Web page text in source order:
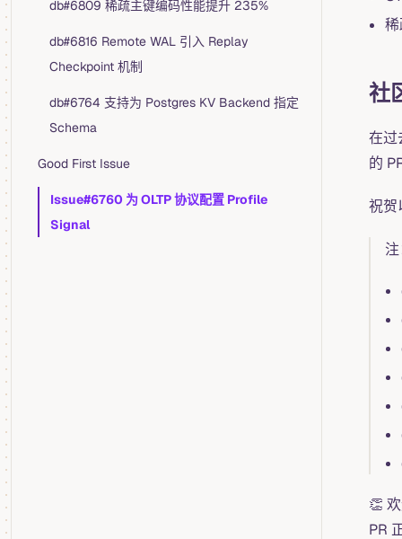
db#6809 稀疏主键编码性能提升 235%
db#6816 Remote WAL 引入 Replay
Checkpoint 机制
db#6764 支持为 Postgres KV Backend 指定
Schema
Good First Issue
Issue#6760 为 OLTP 协议配置 Profile
Signal
社
在过
的
祝贺
👏
PR